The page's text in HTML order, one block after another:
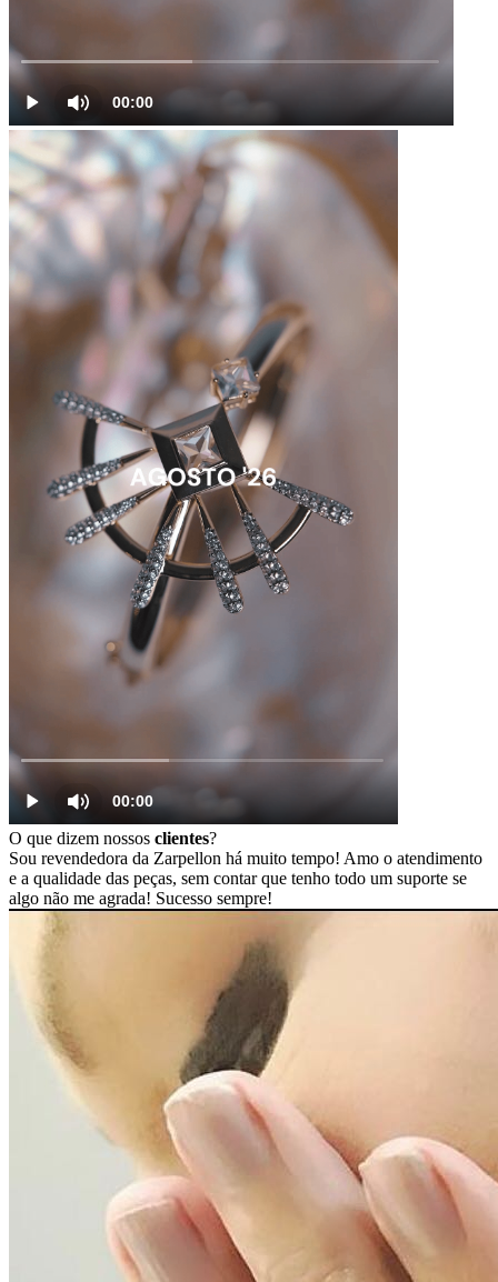
O que dizem nossos clientes?
Sou revendedora da Zarpellon há muito tempo! Amo o atendimento
e a qualidade das peças, sem contar que tenho todo um suporte se
algo não me agrada! Sucesso sempre!